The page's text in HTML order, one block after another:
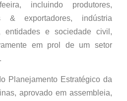
incluindo produtores,
& exportadores, indústria
entidades e sociedade civil,
em prol de um setor
Planejamento Estratégico da
aprovado em assembleia,